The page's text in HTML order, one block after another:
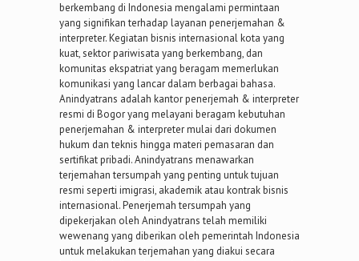
berkembang di Indonesia mengalami permintaan
yang signifikan terhadap layanan penerjemahan &
interpreter. Kegiatan bisnis internasional kota yang
kuat, sektor pariwisata yang berkembang, dan
komunitas ekspatriat yang beragam memerlukan
komunikasi yang lancar dalam berbagai bahasa.
Anindyatrans adalah kantor penerjemah & interpreter
resmi di Bogor yang melayani beragam kebutuhan
penerjemahan & interpreter mulai dari dokumen
hukum dan teknis hingga materi pemasaran dan
sertifikat pribadi. Anindyatrans menawarkan
terjemahan tersumpah yang penting untuk tujuan
resmi seperti imigrasi, akademik atau kontrak bisnis
internasional. Penerjemah tersumpah yang
dipekerjakan oleh Anindyatrans telah memiliki
wewenang yang diberikan oleh pemerintah Indonesia
untuk melakukan terjemahan yang diakui secara